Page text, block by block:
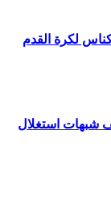
لكرة القدم
شبهات استغلال